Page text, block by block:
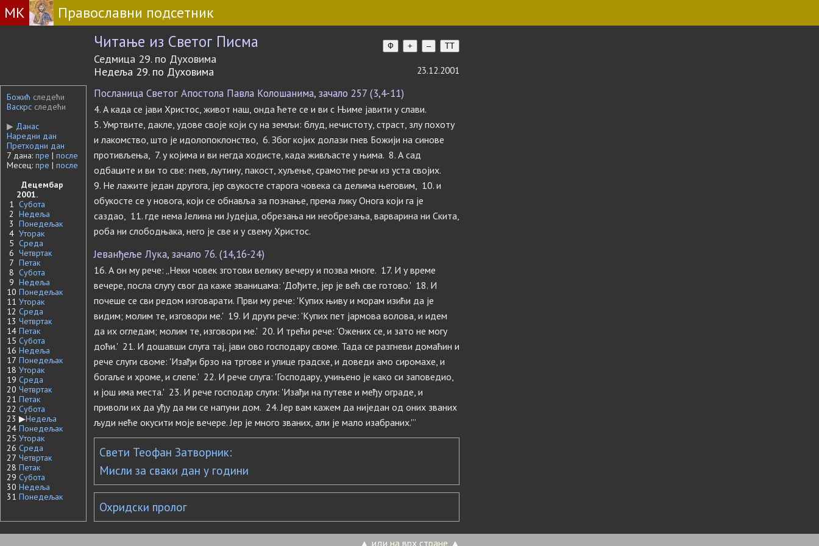
МК Православни подсетник
Читање из Светог Писма Ф + – TT
Седмица 29. по Духовима
Недеља 29. по Духовима
23.12.2001
Божић следећи
Васкрс следећи
▶ Данас
Наредни дан
Претходни дан
7 дана: пре | после
Месец: пре | после
Децембар
2001.
1 Субота
2 Недеља
3 Понедељак
4 Уторак
5 Среда
6 Четвртак
7 Петак
8 Субота
9 Недеља
10 Понедељак
11 Уторак
12 Среда
13 Четвртак
14 Петак
15 Субота
16 Недеља
17 Понедељак
18 Уторак
19 Среда
20 Четвртак
21 Петак
22 Субота
23 ▶Недеља
24 Понедељак
25 Уторак
26 Среда
27 Четвртак
28 Петак
29 Субота
30 Недеља
31 Понедељак
Посланица Светог Апостола Павла Колошанима, зачало 257 (3,4-11)
4. А када се јави Христос, живот наш, онда ћете се и ви с Њиме јавити у слави.
5. Умртвите, дакле, удове своје који су на земљи: блуд, нечистоту, страст, злу похоту
и лакомство, што је идолопоклонство, 6. Због којих долази гнев Божији на синове
противљења, 7. у којима и ви негда ходисте, када живљасте у њима. 8. А сад
одбаците и ви то све: гнев, љутину, пакост, хуљење, срамотне речи из уста својих.
9. Не лажите један другога, јер свукосте старога човека са делима његовим, 10. и
обукосте се у новога, који се обнавља за познање, према лику Онога који га је
саздао, 11. где нема Јелина ни Јудејца, обрезања ни необрезања, варварина ни Скита,
роба ни слободњака, него је све и у свему Христос.
Јеванђеље Лука, зачало 76. (14,16-24)
16. А он му рече: „Неки човек зготови велику вечеру и позва многе. 17. И у време
вечере, посла слугу свог да каже званицама: 'Дођите, јер је већ све готово.' 18. И
почеше се сви редом изговарати. Први му рече: 'Купих њиву и морам изићи да је
видим; молим те, изговори ме.' 19. И други рече: 'Купих пет јармова волова, и идем
да их огледам; молим те, изговори ме.' 20. И трећи рече: 'Ожених се, и зато не могу
доћи.' 21. И дошавши слуга тај, јави ово господару своме. Тада се разгневи домаћин и
рече слуги своме: 'Изађи брзо на тргове и улице градске, и доведи амо сиромахе, и
богаље и хроме, и слепе.' 22. И рече слуга: 'Господару, учињено је како си заповедио,
и још има места.' 23. И рече господар слуги: 'Изађи на путеве и међу ограде, и
приволи их да уђу да ми се напуни дом. 24. Јер вам кажем да ниједан од оних званих
људи неће окусити моје вечере. Јер је много званих, али је мало изабраних.'”
Свети Теофан Затворник:
Мисли за сваки дан у години
Охридски пролог
▲ иди на врх стране ▲